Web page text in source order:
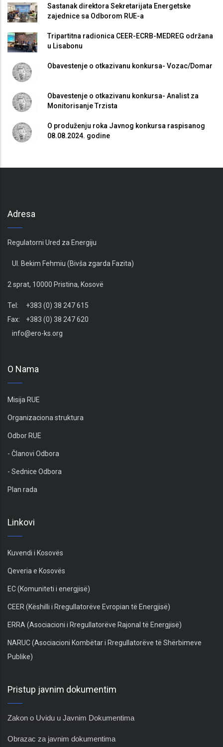
Sastanak direktora Sekretarijata Energetske
zajednice sa Odborom RUE-a
Tripartitna radionica CEER-ECRB-MEDREG održana
u Lisabonu
Obavestenje o otkazivanu konkursa- Vozac/Domar
Obavestenje o otkazivanu konkursa- Analist za
Monitorisanje Trzista
O produženju roka Javnog konkursa raspisanog
08.08.2024. godine
Adresa
Regulatorni Ured za Energiju
Ul. Bekim Fehmiu (Bivša zgarda Fazita)
2 sprat, 10000 Pristina, Kosovë
Tel: +383 (0) 38 247 615
Fax: +383 (0) 38 247 620
info@ero-ks.org
O Nama
Misija RUE
Organizaciona struktura
Odbor RUE
- Članovi Odbora
- Sednice Odbora
Plan rada
Linkovi
Kuvendi i Kosovës
Qeveria e Kosovës
EC (Komuniteti i energjisë)
CEER (Këshilli i Rregullatorëve Evropian të Energjisë)
ERRA (Asociacioni i Rregullatorëve Rajonal të Energjisë)
NARUC (Asociacioni Kombëtar i Rregullatorëve të Shërbimeve
Publike)
Pristup javnim dokumentim
Zakon o Uvidu u Javnim Dokumentima
Obrazac za javnim dokumentima